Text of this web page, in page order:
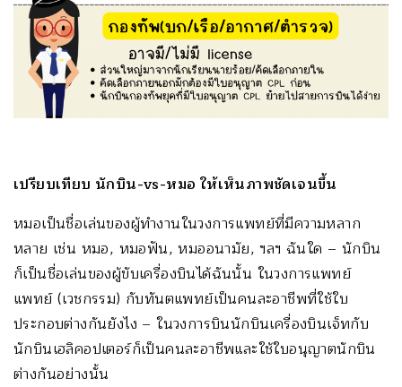
เปรียบเทียบ นักบิน-vs-หมอ ให้เห็นภาพชัดเจนขึ้น
หมอเป็นชื่อเล่นของผู้ทำงานในวงการแพทย์ที่มีความหลาก
หลาย เช่น หมอ, หมอฟัน, หมออนามัย, ฯลฯ ฉันใด – นักบิน
ก็เป็นชื่อเล่นของผู้ขับเครื่องบินได้ฉันนั้น ในวงการแพทย์
แพทย์ (เวชกรรม) กับทันตแพทย์เป็นคนละอาชีพที่ใช้ใบ
ประกอบต่างกันยังไง – ในวงการบินนักบินเครื่องบินเจ็ทกับ
นักบินเฮลิคอปเตอร์ก็เป็นคนละอาชีพและใช้ใบอนุญาตนักบิน
ต่างกันอย่างนั้น